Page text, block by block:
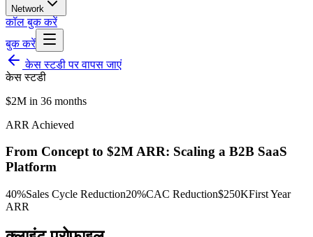
Network
कॉल बुक करें
बुक करें
केस स्टडी पर वापस जाएं
केस स्टडी
$2M in 36 months
ARR Achieved
From Concept to $2M ARR: Scaling a B2B SaaS
Platform
40%Sales Cycle Reduction20%CAC Reduction$250KFirst Year
ARR